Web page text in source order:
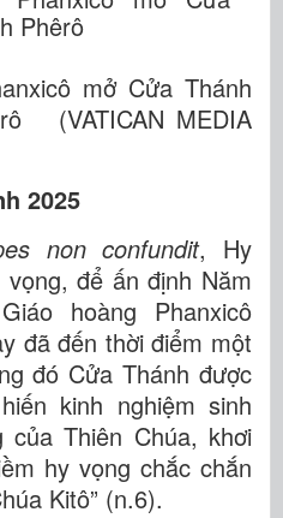
mở Cửa Thánh
(VATICAN MEDIA
2025
non confundit, Hy
để ấn định Năm
hoàng Phanxicô
đã đến thời điểm một
đó Cửa Thánh được
kinh nghiệm sinh
Thiên Chúa, khơi
hy vọng chắc chắn
Kitô” (n.6).